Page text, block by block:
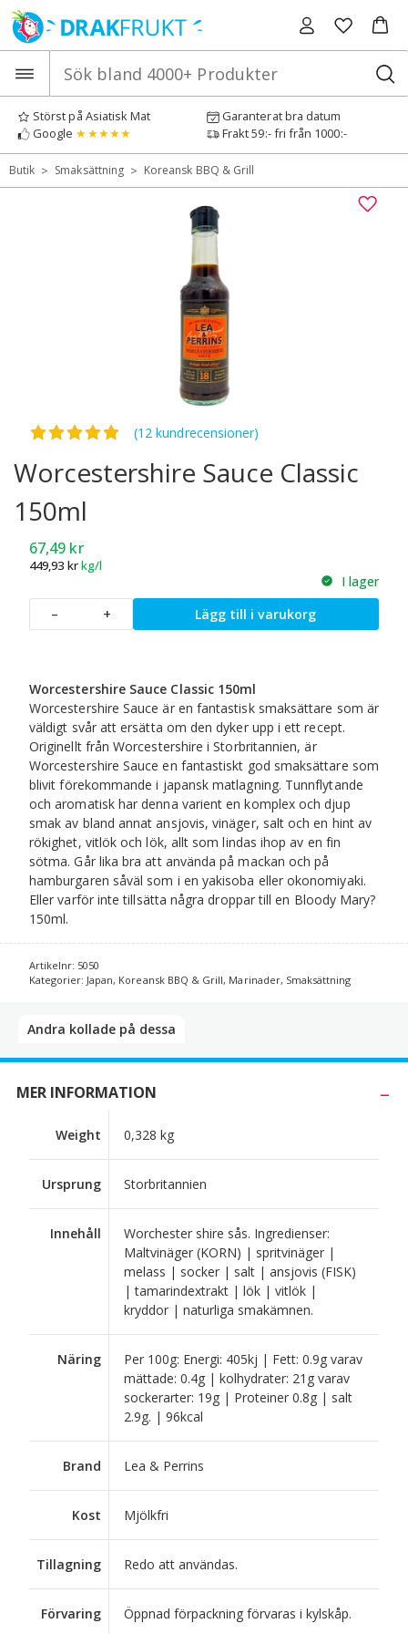
Hoppa
till
innehåll
Störst på Asiatisk Mat
Garanterat bra datum
Google ★★★★★ Frakt 59:- fri från 1000:-
Butik > Smaksättning > Koreansk BBQ & Grill
Betygsatt4.83av 5
(12 kundrecensioner)
Worcestershire Sauce Classic
150ml
67,49 kr
449,93 krkg/l
I lager
–
Worcestershire
Sauce
mängd
+ Lägg till i varukorg
Worcestershire Sauce Classic 150ml
Worcestershire Sauce är en fantastisk smaksättare som är
väldigt svår att ersätta om den dyker upp i ett recept.
Originellt från Worcestershire i Storbritannien, är
Worcestershire Sauce en fantastiskt god smaksättare som
blivit förekommande i japansk matlagning. Tunnflytande
och aromatisk har denna varient en komplex och djup
smak av bland annat ansjovis, vinäger, salt och en hint av
rökighet, vitlök och lök, allt som lindas ihop av en fin
sötma. Går lika bra att använda på mackan och på
hamburgaren såväl som i en yakisoba eller okonomiyaki.
Eller varför inte tillsätta några droppar till en Bloody Mary?
150ml.
Artikelnr: 5050
Kategorier: Japan, Koreansk BBQ & Grill, Marinader, Smaksättning
Andra kollade på dessa​
MER INFORMATION
Weight 0,328 kg
Ursprung Storbritannien
Innehåll
Worchester shire sås. Ingredienser:
Maltvinäger (KORN) | spritvinäger |
melass | socker | salt | ansjovis (FISK)
| tamarindextrakt | lök | vitlök |
kryddor | naturliga smakämnen.
Näring
Per 100g: Energi: 405kj | Fett: 0.9g varav
mättade: 0.4g | kolhydrater: 21g varav
sockerarter: 19g | Proteiner 0.8g | salt
2.9g. | 96kcal
Brand Lea & Perrins
Kost Mjölkfri
Tillagning Redo att användas.
Förvaring Öppnad förpackning förvaras i kylskåp.